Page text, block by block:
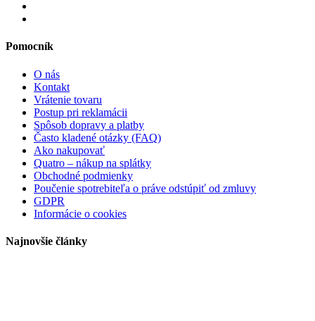
Pomocník
O nás
Kontakt
Vrátenie tovaru
Postup pri reklamácii
Spôsob dopravy a platby
Často kladené otázky (FAQ)
Ako nakupovať
Quatro – nákup na splátky
Obchodné podmienky
Poučenie spotrebiteľa o práve odstúpiť od zmluvy
GDPR
Informácie o cookies
Najnovšie články